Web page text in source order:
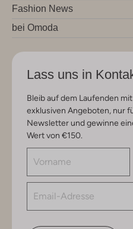
Fashion News
bei Omoda
Lass uns in
Bleib auf dem Laufenden
exklusiven Angeboten, nur
Newsletter und gewinne
Wert von €150.